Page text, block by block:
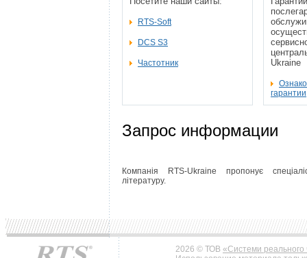
RTS-Soft
DCS S3
Частотник
Ukraine
гарантии
Запрос информации
Компанія RTS-Ukraine пропонує
літературу.
2026 © ТОВ «Системи реального